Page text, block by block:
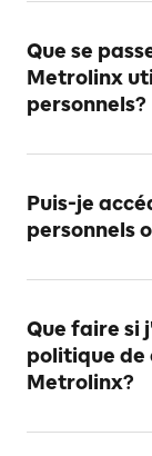
Que se
Metrolinx
personnels?
Puis-je
personnels
Que faire si
politique
Metrolinx?